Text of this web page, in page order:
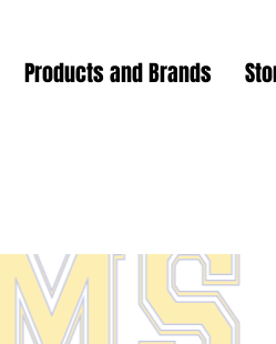
Products and Brands